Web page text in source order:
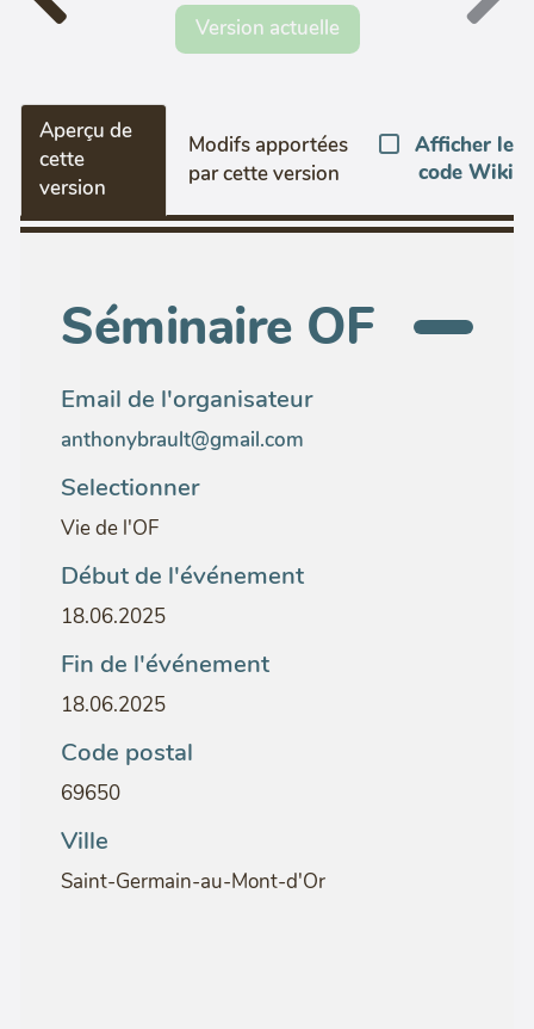
Version actuelle
Aperçu de
cette
version
Modifs apportées
par cette version
Afficher le
code Wiki
Séminaire OF
Email de l'organisateur
anthonybrault@gmail.com
Selectionner
Vie de l'OF
Début de l'événement
18.06.2025
Fin de l'événement
18.06.2025
Code postal
69650
Ville
Saint-Germain-au-Mont-d'Or